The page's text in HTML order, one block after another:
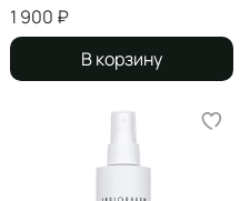
1 900 ₽
В корзину